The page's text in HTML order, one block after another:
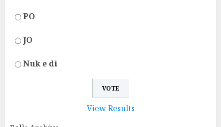
PO
JO
Nuk e di
View Results